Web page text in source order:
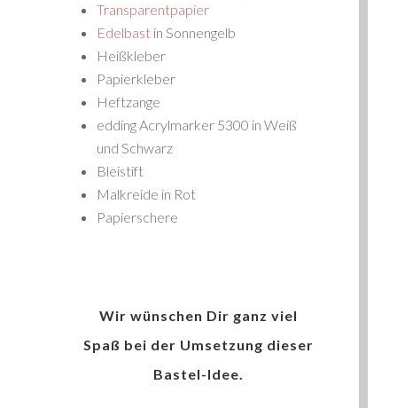
Transparentpapier
Edelbast in Sonnengelb
Heißkleber
Papierkleber
Heftzange
edding Acrylmarker 5300 in Weiß
und Schwarz
Bleistift
Malkreide in Rot
Papierschere
Wir wünschen Dir ganz viel
Spaß bei der Umsetzung dieser
Bastel-Idee.